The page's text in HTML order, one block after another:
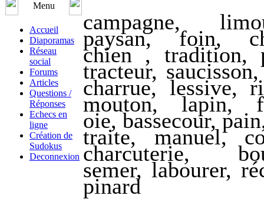
Menu
Accueil
Diaporamas
Réseau
social
Forums
Articles
Questions /
Réponses
Echecs en
ligne
Création de
Sudokus
Deconnexion
campagne,
paysan, foin,
chien , tradition,
tracteur,
charrue, lessive,
mouton, lapin,
oie, bassecour,
traite, manuel,
charcuterie,
semer, labourer,
pinard